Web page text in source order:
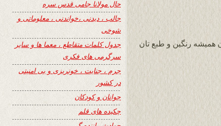
همیشه رنگین و طبع تان
حال مولانا جامی قدس سره
جالب ، دیدنی ،خواندنی ، معلوماتی و
شوخی
جدول کلمات متقاطع ، معما ها و سایر
سرگرمی های فکری
جرم ، جنایت ، خونریزی و بی امنیتی
در کشور
جوانان و کودکان
چکیده های قلم